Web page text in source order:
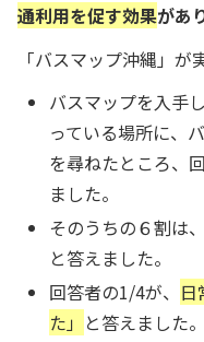
通利用を促す効果があ
「バスマップ沖縄」が
バスマップを入手
っている場所に、
を尋ねたところ、
ました。
そのうちの６割は
と答えました。
回答者の1/4が、 日
た」 と答えました。